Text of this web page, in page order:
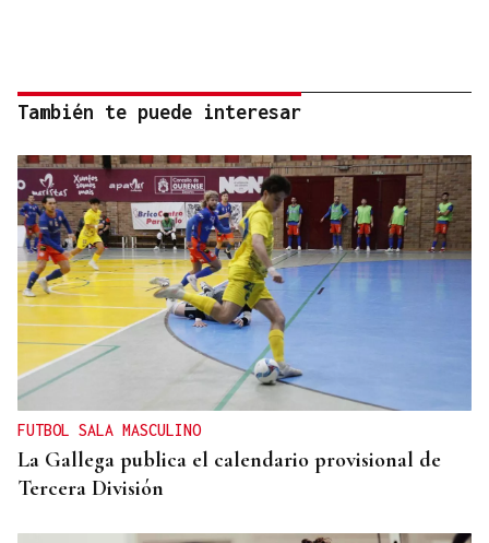
También te puede interesar
FUTBOL SALA MASCULINO
La Gallega publica el calendario provisional de
Tercera División